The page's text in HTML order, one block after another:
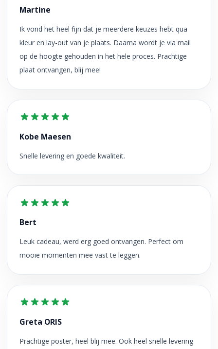
Martine
Ik vond het heel fijn dat je meerdere keuzes hebt qua
kleur en lay-out van je plaats. Daarna wordt je via mail
op de hoogte gehouden in het hele proces. Prachtige
plaat ontvangen, blij mee!
Kobe Maesen
Snelle levering en goede kwaliteit.
Bert
Leuk cadeau, werd erg goed ontvangen. Perfect om
mooie momenten mee vast te leggen.
Greta ORIS
Prachtige poster, heel blij mee. Ook heel snelle levering